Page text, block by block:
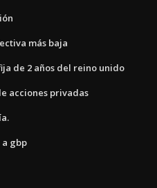
más baja
de 2 años del reino unido
acciones privadas
gbp